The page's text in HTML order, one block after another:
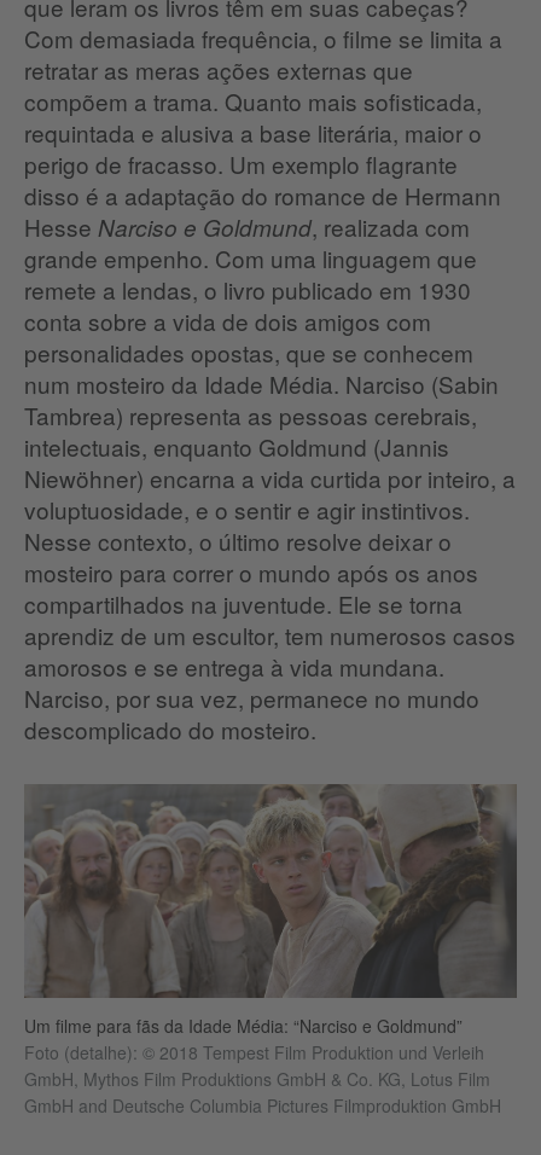
que leram os livros têm em suas cabeças?
Com demasiada frequência, o filme se limita a
retratar as meras ações externas que
compõem a trama. Quanto mais sofisticada,
requintada e alusiva a base literária, maior o
perigo de fracasso. Um exemplo flagrante
disso é a adaptação do romance de Hermann
Hesse Narciso e Goldmund, realizada com
grande empenho. Com uma linguagem que
remete a lendas, o livro publicado em 1930
conta sobre a vida de dois amigos com
personalidades opostas, que se conhecem
num mosteiro da Idade Média. Narciso (Sabin
Tambrea) representa as pessoas cerebrais,
intelectuais, enquanto Goldmund (Jannis
Niewöhner) encarna a vida curtida por inteiro, a
voluptuosidade, e o sentir e agir instintivos.
Nesse contexto, o último resolve deixar o
mosteiro para correr o mundo após os anos
compartilhados na juventude. Ele se torna
aprendiz de um escultor, tem numerosos casos
amorosos e se entrega à vida mundana.
Narciso, por sua vez, permanece no mundo
descomplicado do mosteiro.
Um filme para fãs da Idade Média: “Narciso e Goldmund”
Foto (detalhe): © 2018 Tempest Film Produktion und Verleih
GmbH, Mythos Film Produktions GmbH & Co. KG, Lotus Film
GmbH and Deutsche Columbia Pictures Filmproduktion GmbH